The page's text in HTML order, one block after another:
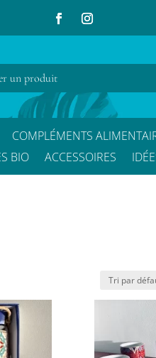
COMPLÉMENTS
BIO
ACCESSOIRES